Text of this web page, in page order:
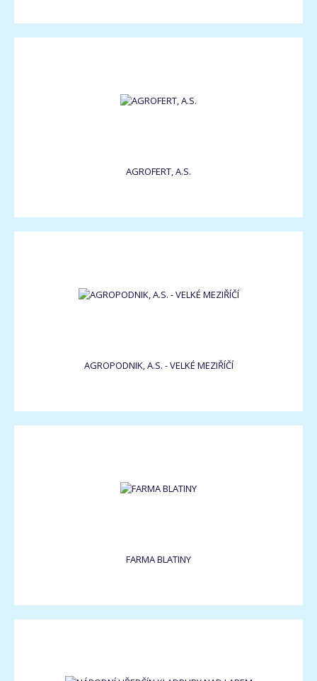
AGROFERT, A.S.
AGROPODNIK, A.S. - VELKÉ MEZIŘÍČÍ
FARMA BLATINY